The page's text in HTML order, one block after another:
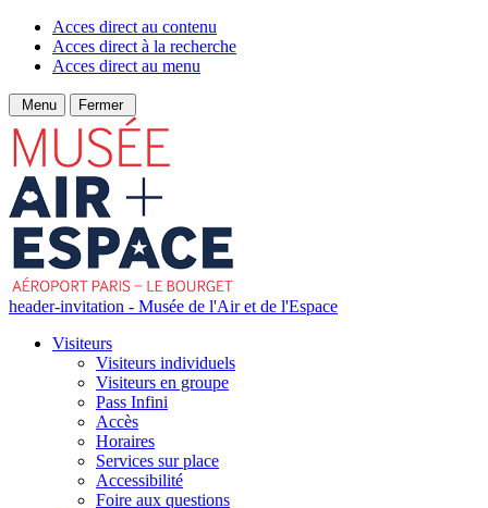
Acces direct au contenu
Acces direct à la recherche
Acces direct au menu
Menu Fermer
header-invitation - Musée de l'Air et de l'Espace
Visiteurs
Visiteurs individuels
Visiteurs en groupe
Pass Infini
Accès
Horaires
Services sur place
Accessibilité
Foire aux questions